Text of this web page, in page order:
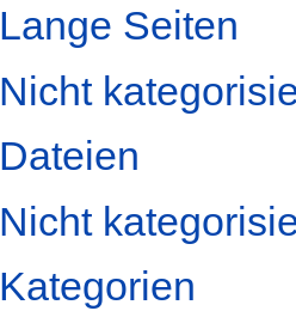
Lange Seiten
Nicht
Dateien
Nicht
Kategorien